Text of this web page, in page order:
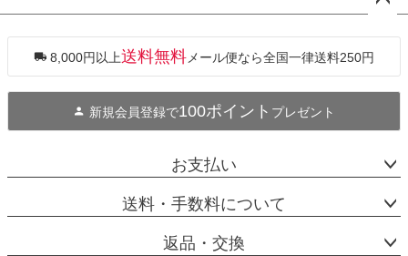
ジト
へ
8,000円以上送料無料 メール便なら全国一律送料250円
新規会員登録で100ポイント プレゼント
お支払い
送料・手数料について
返品・交換